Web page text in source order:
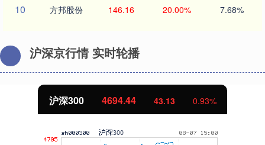
10 方邦股份 146.16 20.00% 7.68%
沪深京行情 实时轮播
北证50 1134.24 11.37 1.01%